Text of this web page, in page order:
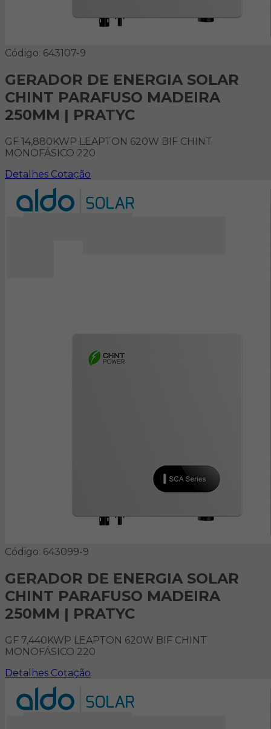
Código: 643107-9
GERADOR DE ENERGIA SOLAR
CHINT PARAFUSO MADEIRA
250MM | PRATYC
GF 14,880KWP LEAPTON 620W BIF CHINT
MONOFÁSICO 220
Detalhes Cotação
Código: 643099-9
GERADOR DE ENERGIA SOLAR
CHINT PARAFUSO MADEIRA
250MM | PRATYC
GF 7,440KWP LEAPTON 620W BIF CHINT
MONOFÁSICO 220
Detalhes Cotação